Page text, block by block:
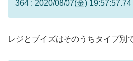
364 : 2020/08/07(金)
レジとブイズはそのうちタイプ別